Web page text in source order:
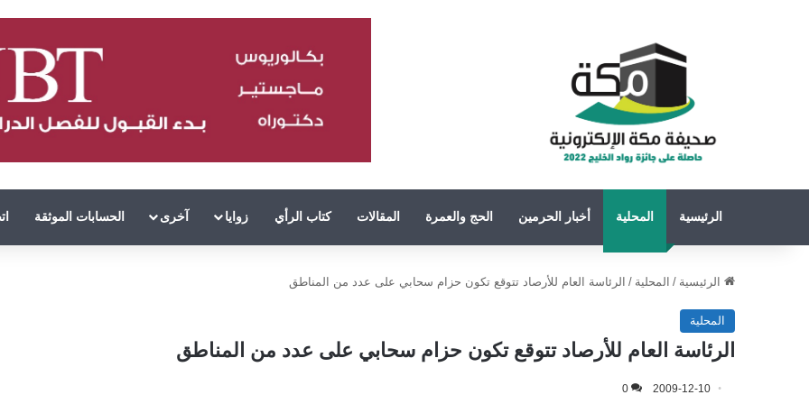
الرئيسية المحلية أخبار الحرمين الحج والعمرة المقالات كتاب الرأي زوايا آخرى الحسابات الموثقة
الرئيسية / المحلية / الرئاسة العام للأرصاد تتوقع تكون حزام سحابي على عدد من المناطق
المحلية
الرئاسة العام للأرصاد تتوقع تكون حزام سحابي على عدد من المناطق
2009-12-10
0